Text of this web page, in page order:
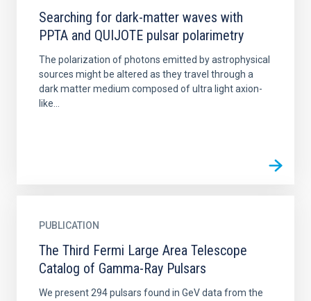
Searching for dark-matter waves with
PPTA and QUIJOTE pulsar polarimetry
The polarization of photons emitted by astrophysical
sources might be altered as they travel through a
dark matter medium composed of ultra light axion-
like...
PUBLICATION
The Third Fermi Large Area Telescope
Catalog of Gamma-Ray Pulsars
We present 294 pulsars found in GeV data from the